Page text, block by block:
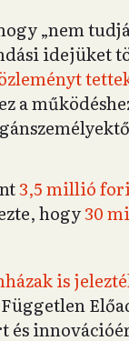
„nem
idejüket
a
3,5 millió
hogy30
is